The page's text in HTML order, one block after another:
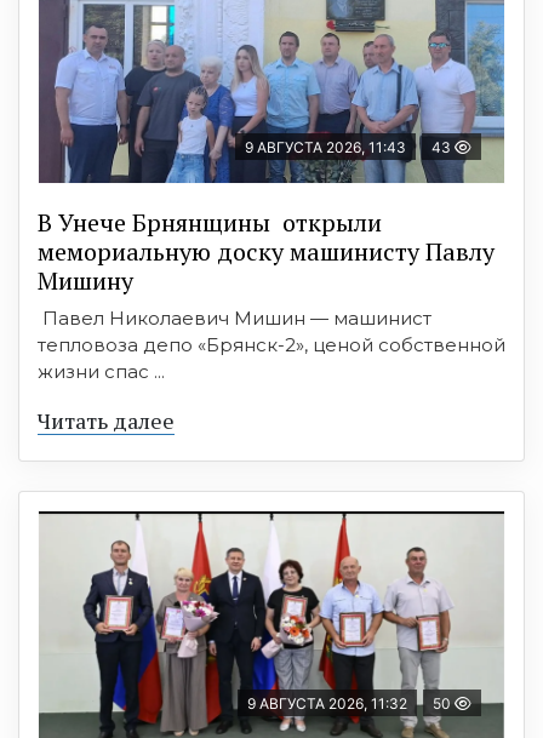
9 АВГУСТА 2026, 11:43 43
В Унече Брнянщины открыли
мемориальную доску машинисту Павлу
Мишину
Павел Николаевич Мишин — машинист
тепловоза депо «Брянск-2», ценой собственной
жизни спас ...
Читать далее
9 АВГУСТА 2026, 11:32 50